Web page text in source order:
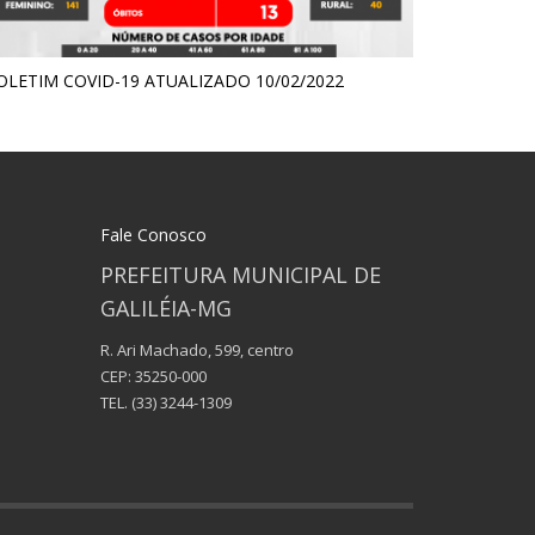
COVID-19 ATUALIZADO 10/02/2022
Fale Conosco
PREFEITURA MUNICIPAL DE
GALILÉIA-MG
R. Ari Machado, 599, centro
CEP: 35250-000
TEL. (33) 3244-1309